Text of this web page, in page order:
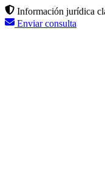
Información jurídica
Enviar consulta